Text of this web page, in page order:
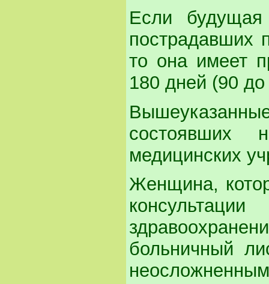
Если
пострадавших
то она имеет
180 дней (90
состоявших
медицинских
Женщина,
больничный